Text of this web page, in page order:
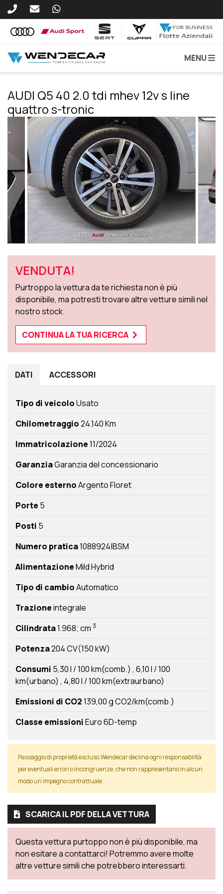
MENU
AUDI Q5 40 2.0 tdi mhev 12v s line
quattro s-tronic
VENDUTA!
Purtroppo la vettura da te richiesta non è più
disponibile, ma potresti trovare altre vetture simili nel
nostro stock.
CONTINUA LA TUA RICERCA
DATI ACCESSORI
Tipo di veicoloUsato
Chilometraggio24.140 Km
Immatricolazione11/2024
GaranziaGaranzia del concessionario
Colore esternoArgento Floret
Porte 5
Posti 5
Numero pratica1088924|BSM
AlimentazioneMild Hybrid
Tipo di cambioAutomatico
Trazioneintegrale
Cilindrata1.968; cm 3
Potenza204 CV(150 kW)
Consumi 5,30 l / 100 km(comb.) 6,10 l / 100
km(urbano) 4,80 l / 100 km(extraurbano)
Emissioni di CO2139,00 g CO2/km(comb.)
Classe emissioniEuro 6D-temp
Passaggio di proprietà escluso.Wendecar declina ogni responsabilità
per eventuali errori o incongruenze, che non rappresentano in alcun
modo un impegno contrattuale.
SCARICA IL PDF DELLA VETTURA
Questa vettura purtoppo non è più disponibile, ma
non esitare a contattarci! Potremmo avere molte
altre vetture simili che potrebbero interessarti.